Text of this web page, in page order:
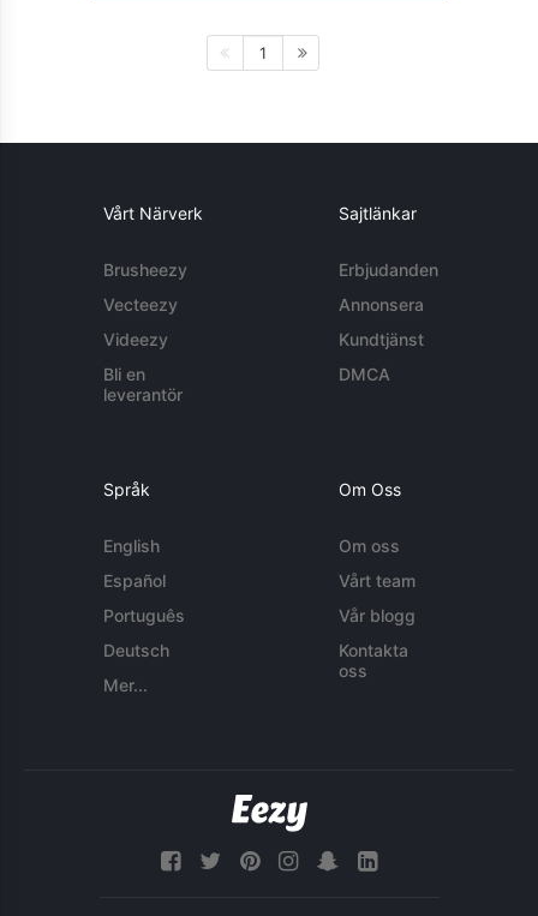
1
Vårt Närverk
Brusheezy
Vecteezy
Videezy
Bli en
leverantör
Sajtlänkar
Erbjudanden
Annonsera
Kundtjänst
DMCA
Språk
English
Español
Português
Deutsch
Mer...
Om Oss
Om oss
Vårt team
Vår blogg
Kontakta
oss